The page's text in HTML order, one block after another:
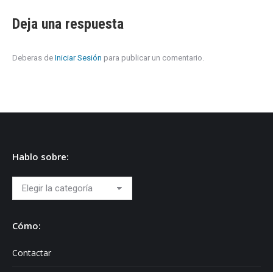
Deja una respuesta
Deberas de Iniciar Sesión para publicar un comentario.
Hablo sobre:
Hablo
sobre:
Cómo:
Contactar